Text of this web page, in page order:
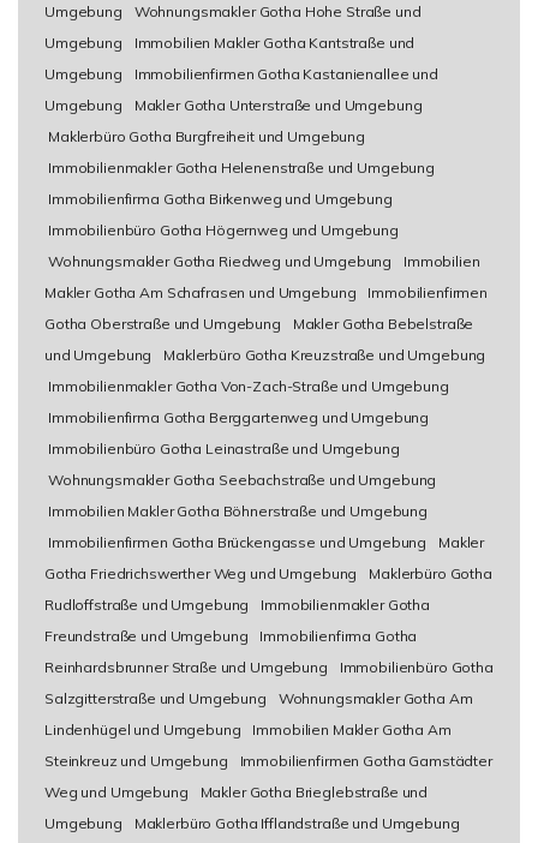
Umgebung
Wohnungsmakler Gotha Hohe Straße und
Umgebung
Immobilien Makler Gotha Kantstraße und
Umgebung
Immobilienfirmen Gotha Kastanienallee und
Umgebung
Makler Gotha Unterstraße und Umgebung
Maklerbüro Gotha Burgfreiheit und Umgebung
Immobilienmakler Gotha Helenenstraße und Umgebung
Immobilienfirma Gotha Birkenweg und Umgebung
Immobilienbüro Gotha Högernweg und Umgebung
Wohnungsmakler Gotha Riedweg und Umgebung
Immobilien
Makler Gotha Am Schafrasen und Umgebung
Immobilienfirmen
Gotha Oberstraße und Umgebung
Makler Gotha Bebelstraße
und Umgebung
Maklerbüro Gotha Kreuzstraße und Umgebung
Immobilienmakler Gotha Von-Zach-Straße und Umgebung
Immobilienfirma Gotha Berggartenweg und Umgebung
Immobilienbüro Gotha Leinastraße und Umgebung
Wohnungsmakler Gotha Seebachstraße und Umgebung
Immobilien Makler Gotha Böhnerstraße und Umgebung
Immobilienfirmen Gotha Brückengasse und Umgebung
Makler
Gotha Friedrichswerther Weg und Umgebung
Maklerbüro Gotha
Rudloffstraße und Umgebung
Immobilienmakler Gotha
Freundstraße und Umgebung
Immobilienfirma Gotha
Reinhardsbrunner Straße und Umgebung
Immobilienbüro Gotha
Salzgitterstraße und Umgebung
Wohnungsmakler Gotha Am
Lindenhügel und Umgebung
Immobilien Makler Gotha Am
Steinkreuz und Umgebung
Immobilienfirmen Gotha Gamstädter
Weg und Umgebung
Makler Gotha Brieglebstraße und
Umgebung
Maklerbüro Gotha Ifflandstraße und Umgebung